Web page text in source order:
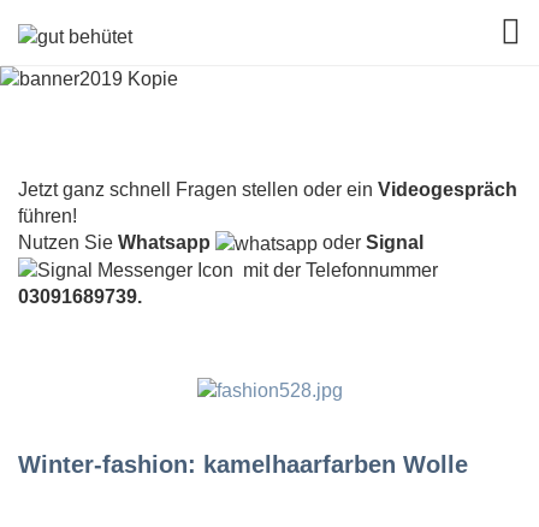
Jetzt ganz schnell Fragen stellen oder ein Videogespräch
führen!
Nutzen Sie Whatsapp oder Signal
mit der Telefonnummer
03091689739.
Winter-fashion: kamelhaarfarben Wolle